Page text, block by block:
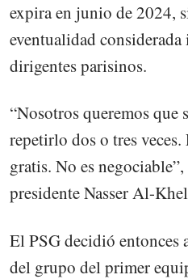
expira en junio de 2024,
eventualidad
dirigentes parisinos.
“Nosotros queremos que
repetirlo dos o tres veces.
gratis. No es
presidente Nasser Al-
El PSG decidió entonces
del grupo del primer